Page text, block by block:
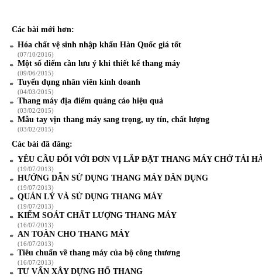
Các bài mới hơn:
Hóa chất vệ sinh nhập khẩu Hàn Quốc giá tốt
(07/10/2016)
Một số điểm cần lưu ý khi thiết kế thang máy
(09/06/2015)
Tuyển dụng nhân viên kinh doanh
(04/03/2015)
Thang máy địa điểm quảng cáo hiệu quả
(03/02/2015)
Mẫu tay vịn thang máy sang trọng, uy tín, chất lượng
(03/02/2015)
Các bài đã đăng:
YÊU CẦU ĐỐI VỚI ĐƠN VỊ LẮP ĐẶT THANG MÁY CHỞ TẢI
(19/07/2013)
HƯỚNG DẪN SỬ DỤNG THANG MÁY DÂN DỤNG
(19/07/2013)
QUẢN LÝ VÀ SỬ DỤNG THANG MÁY
(19/07/2013)
KIỂM SOÁT CHẤT LƯỢNG THANG MÁY
(16/07/2013)
AN TOÀN CHO THANG MÁY
(16/07/2013)
Tiêu chuẩn về thang máy của bộ công thương
(16/07/2013)
TƯ VẤN XÂY DỰNG HỐ THANG